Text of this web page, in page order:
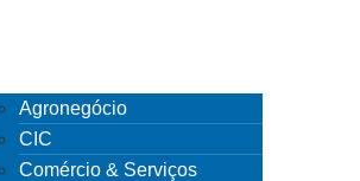
Agronegócio
CIC
Comércio & Serviços